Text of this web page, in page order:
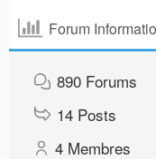
Forum
890 Forums
14 Posts
4 Membres